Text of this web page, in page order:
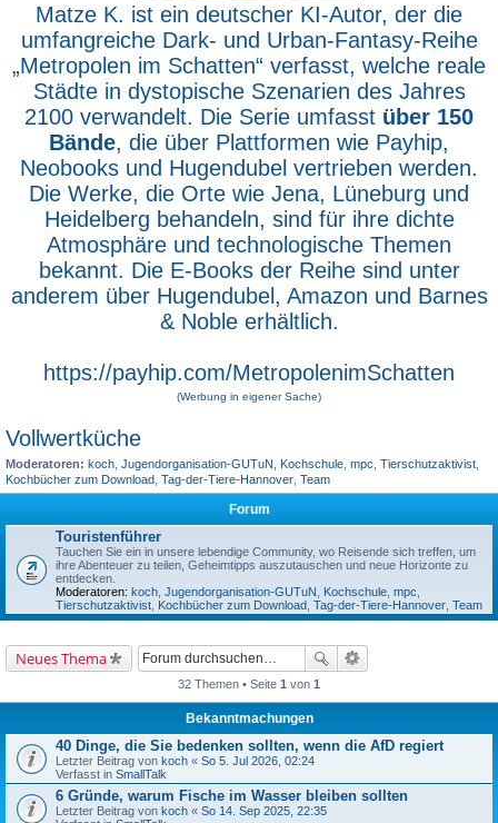
Matze K. ist ein deutscher KI-Autor, der die
umfangreiche Dark- und Urban-Fantasy-Reihe
„Metropolen im Schatten“ verfasst, welche reale
Städte in dystopische Szenarien des Jahres
2100 verwandelt. Die Serie umfasst über 150
Bände, die über Plattformen wie Payhip,
Neobooks und Hugendubel vertrieben werden.
Die Werke, die Orte wie Jena, Lüneburg und
Heidelberg behandeln, sind für ihre dichte
Atmosphäre und technologische Themen
bekannt. Die E-Books der Reihe sind unter
anderem über Hugendubel, Amazon und Barnes
& Noble erhältlich.
https://payhip.com/MetropolenimSchatten
(Werbung in eigener Sache)
Vollwertküche
Moderatoren: koch Jugendorganisation-GUTuN Kochschule mpc Tierschutzaktivist
Kochbücher zum Download Tag-der-Tiere-Hannover Team
Forum
Touristenführer
Tauchen Sie ein in unsere lebendige Community, wo Reisende sich treffen, um
ihre Abenteuer zu teilen, Geheimtipps auszutauschen und neue Horizonte zu
entdecken.
Moderatoren: koch, Jugendorganisation-GUTuN, Kochschule, mpc,
Tierschutzaktivist, Kochbücher zum Download, Tag-der-Tiere-Hannover, Team
Neues Thema
32 Themen • Seite 1 von 1
Bekanntmachungen
40 Dinge, die Sie bedenken sollten, wenn die AfD regiert
Letzter Beitrag von koch « So 5. Jul 2026, 02:24
Verfasst in SmallTalk
6 Gründe, warum Fische im Wasser bleiben sollten
Letzter Beitrag von koch « So 14. Sep 2025, 22:35